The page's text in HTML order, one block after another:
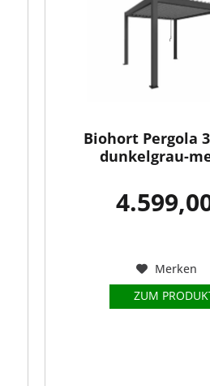
Biohort Pergola
dunkelgrau-
Merken
ZUM